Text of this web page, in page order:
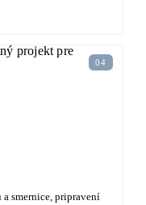
04
smernice, pripravení